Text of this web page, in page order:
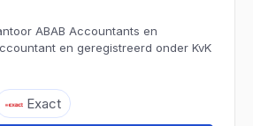
ABAB Accountants en
en geregistreerd onder KvK
Exact